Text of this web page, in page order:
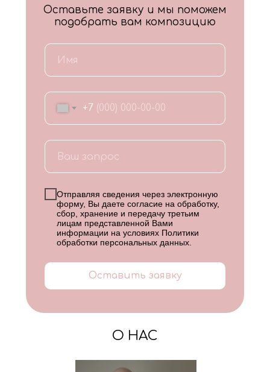
+7
Отправляя сведения через электронную
форму, Вы даете согласие на обработку,
сбор, хранение и передачу третьим
лицам представленной Вами
информации на условиях Политики
обработки персональных данных
Оставить заявку
Оставьте заявку и мы поможем
подобрать вам композицию
О НАС